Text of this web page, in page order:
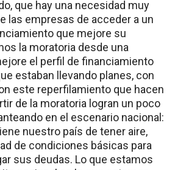
que hay una necesidad muy
las empresas de acceder a un
que mejore su
la moratoria desde una
el perfil de financiamiento
estaban llevando planes, con
este reperfilamiento que hacen
de la moratoria logran un poco
en el escenario nacional:
nuestro país de tener aire,
de condiciones básicas para
sus deudas. Lo que estamos